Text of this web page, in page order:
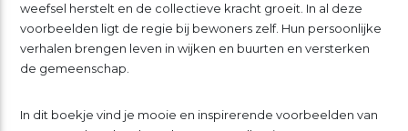
weefsel herstelt en de collectieve kracht groeit. In al deze
voorbeelden ligt de regie bij bewoners zelf. Hun persoonlijke
verhalen brengen leven in wijken en buurten en versterken
de gemeenschap.
In dit boekje vind je mooie en inspirerende voorbeelden van